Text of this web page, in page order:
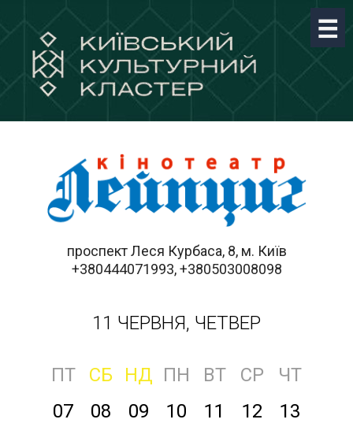
проспект Леся Курбаса, 8, м. Київ
+380444071993, +380503008098
11 ЧЕРВНЯ, ЧЕТВЕР
ПТ СБ НД ПН ВТ СР
ЧТ
07
08 09 10 11 12 13